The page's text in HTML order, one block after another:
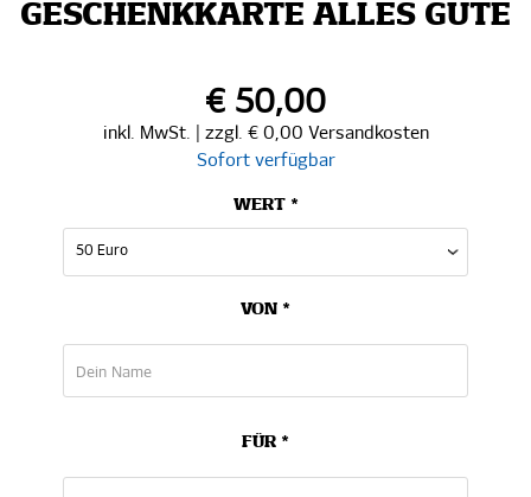
GESCHENKKARTE ALLES GUTE
€ 50,00
inkl. MwSt. | zzgl. € 0,00 Versandkosten
Sofort verfügbar
WERT *
VON *
FÜR *